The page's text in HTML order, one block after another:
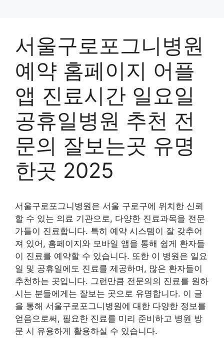
서울구로포그니병원
예약 홈페이지 어플
앱 진료시간 일요일
공휴일병원 추천 전
문의 잘보는곳 유명
한곳 2025
서울구로포그니병원은 서울 구로구에 위치한 신뢰
할 수 있는 의료 기관으로, 다양한 진료과목을 전문
가들이 진료합니다. 특히 예약 시스템이 잘 갖추어
져 있어, 홈페이지와 모바일 앱을 통해 쉽게 환자들
이 진료를 예약할 수 있습니다. 또한 이 병원은 일요
일 및 공휴일에도 진료를 제공하며, 많은 환자들이
추천하는 곳입니다. 그런만큼 전문의의 진료를 원하
시는 분들에게는 잘보는 곳으로 유명합니다. 이 글
을 통해 서울구로포그니병원에 대한 다양한 정보를
얻음으로써, 필요한 진료를 미리 준비하고 병원 방
문 시 유용하게 활용하실 수 있습니다.